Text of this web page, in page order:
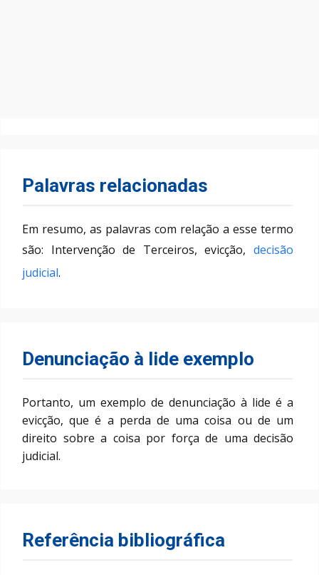
Palavras relacionadas
Em resumo, as palavras com relação a esse termo
são: Intervenção de Terceiros, evicção, decisão
judicial.
Denunciação à lide exemplo
Portanto, um exemplo de denunciação à lide é a
evicção, que é a perda de uma coisa ou de um
direito sobre a coisa por força de uma decisão
judicial.
Referência bibliográfica